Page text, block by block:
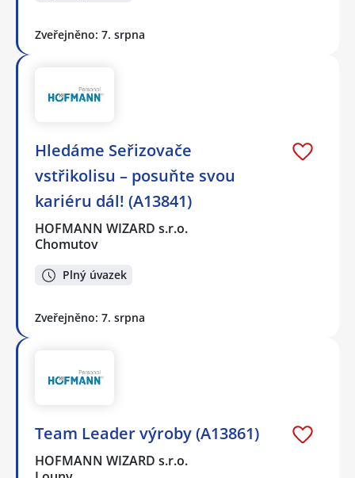
Zveřejněno: 7. srpna
Hledáme Seřizovače
vstřikolisu – posuňte svou
kariéru dál! (A13841)
HOFMANN WIZARD s.r.o.
Chomutov
Plný úvazek
Zveřejněno: 7. srpna
Team Leader výroby (A13861)
HOFMANN WIZARD s.r.o.